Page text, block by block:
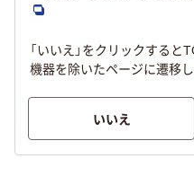
「いいえ」をクリックすると
機器を除いたページに遷移し
いいえ